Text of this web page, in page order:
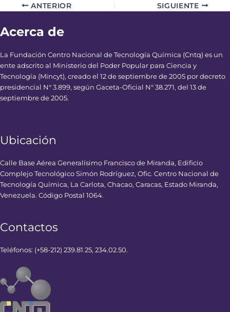
ANTERIOR SIGUIENTE
Acerca de
La Fundación Centro Nacional de Tecnología Química (Cntq) es un
ente adscrito al Ministerio del Poder Popular para Ciencia y
Tecnología (Mincyt), creado el 12 de septiembre de 2005 por decreto
presidencial N° 3.899, según Gaceta-Oficial N° 38.271, del 13 de
septiembre de 2005.
Ubicación
Calle Base Aérea Generalísimo Francisco de Miranda, Edificio
Complejo Tecnológico Simón Rodríguez, Ofic. Centro Nacional de
Tecnología Química, La Carlota, Chacao, Caracas, Estado Miranda,
Venezuela. Código Postal 1064.
Contactos
Teléfonos: (+58-212) 239.81.25, 234.02.50.